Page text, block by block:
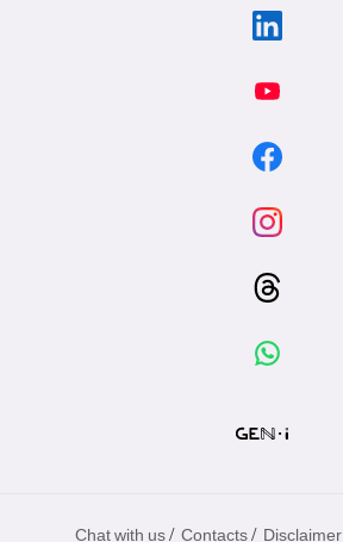
Chat with us / Contacts / Disclaimer